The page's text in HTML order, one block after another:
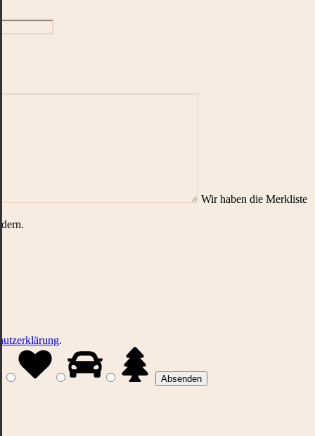
Wir haben die Merkliste
.